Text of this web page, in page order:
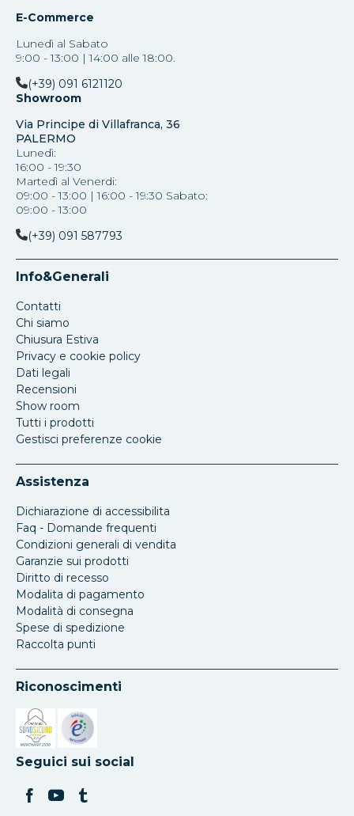
E-Commerce
Lunedì al Sabato
9:00 - 13:00 | 14:00 alle 18:00.
(+39) 091 6121120
Showroom
Via Principe di Villafranca, 36
PALERMO
Lunedì:
16:00 - 19:30
Martedì al Venerdi:
09:00 - 13:00 | 16:00 - 19:30 Sabato:
09:00 - 13:00
(+39) 091 587793
Info&Generali
Contatti
Chi siamo
Chiusura Estiva
Privacy e cookie policy
Dati legali
Recensioni
Show room
Tutti i prodotti
Gestisci preferenze cookie
Assistenza
Dichiarazione di accessibilita
Faq - Domande frequenti
Condizioni generali di vendita
Garanzie sui prodotti
Diritto di recesso
Modalita di pagamento
Modalità di consegna
Spese di spedizione
Raccolta punti
Riconoscimenti
Si apre in una nuova scheda
Si apre in una nuova scheda
Seguici sui social